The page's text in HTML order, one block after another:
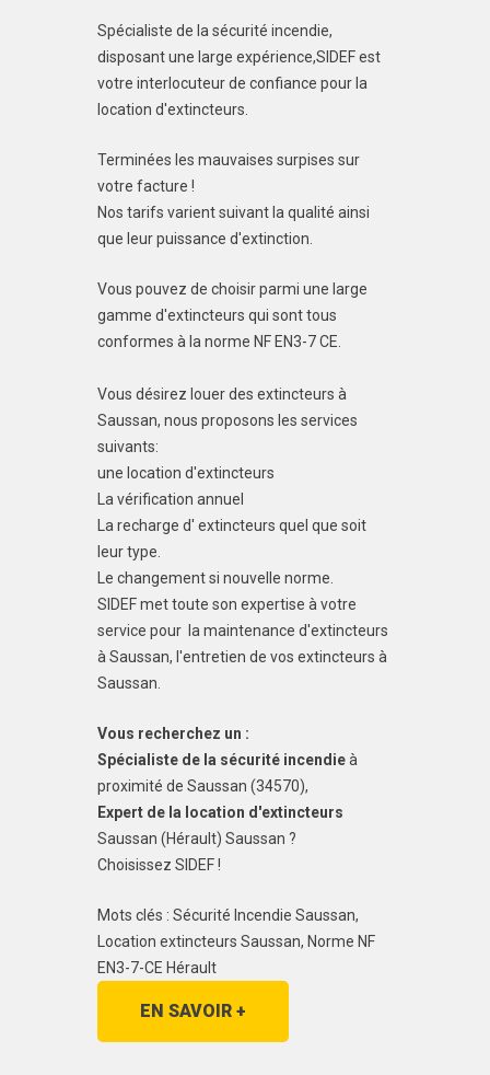
Spécialiste de la sécurité incendie,
disposant une large expérience,SIDEF est
votre interlocuteur de confiance pour la
location d'extincteurs.
Terminées les mauvaises surpises sur
votre facture !
Nos tarifs varient suivant la qualité ainsi
que leur puissance d'extinction.
Vous pouvez de choisir parmi une large
gamme d'extincteurs qui sont tous
conformes à la norme NF EN3-7 CE.
Vous désirez louer des extincteurs à
Saussan, nous proposons les services
suivants:
une location d'extincteurs
La vérification annuel
La recharge d' extincteurs quel que soit
leur type.
Le changement si nouvelle norme.
SIDEF met toute son expertise à votre
service pour la maintenance d'extincteurs
à Saussan, l'entretien de vos extincteurs à
Saussan.
Vous recherchez un :
Spécialiste de la sécurité incendieà
proximité de Saussan (34570),
Expert de la location d'extincteurs
Saussan (Hérault) Saussan ?
Choisissez SIDEF !
Mots clés : Sécurité Incendie Saussan,
Location extincteurs Saussan, Norme NF
EN3-7-CE Hérault
EN SAVOIR +